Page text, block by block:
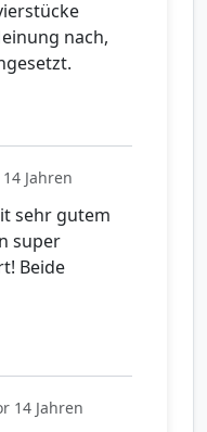
nach,
Jahren
sehr gutem
super
Beide
14 Jahren